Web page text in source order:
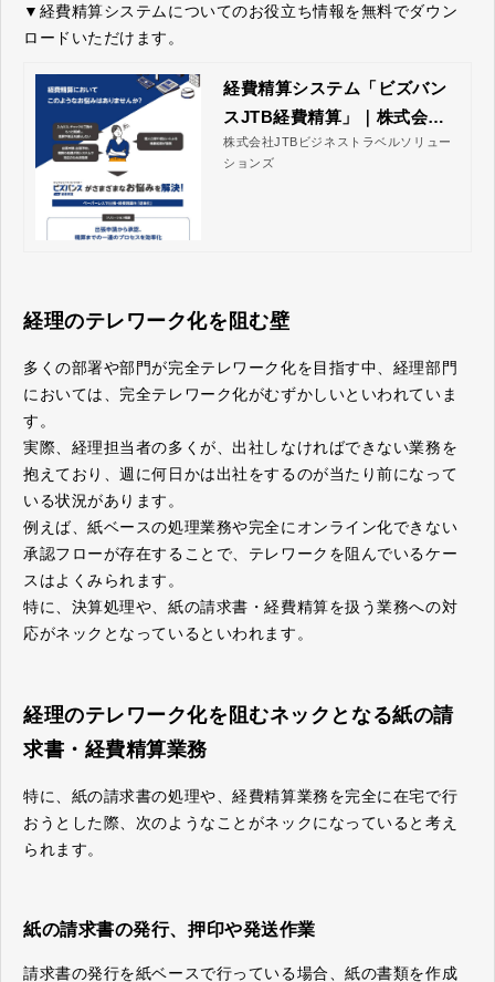
▼経費精算システムについてのお役立ち情報を無料でダウン
ロードいただけます。
経費精算システム「ビズバン
スJTB経費精算」｜株式会社J
TBビジネストラベルソリュー
ションズ
株式会社JTBビジネストラベルソリュー
ションズ
経理のテレワーク化を阻む壁
多くの部署や部門が完全テレワーク化を目指す中、経理部門
においては、完全テレワーク化がむずかしいといわれていま
す。
実際、経理担当者の多くが、出社しなければできない業務を
抱えており、週に何日かは出社をするのが当たり前になって
いる状況があります。
例えば、紙ベースの処理業務や完全にオンライン化できない
承認フローが存在することで、テレワークを阻んでいるケー
スはよくみられます。
特に、決算処理や、紙の請求書・経費精算を扱う業務への対
応がネックとなっているといわれます。
経理のテレワーク化を阻むネックとなる紙の請
求書・経費精算業務
特に、紙の請求書の処理や、経費精算業務を完全に在宅で行
おうとした際、次のようなことがネックになっていると考え
られます。
紙の請求書の発行、押印や発送作業
請求書の発行を紙ベースで行っている場合、紙の書類を作成